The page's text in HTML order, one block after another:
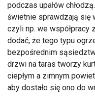
podczas upałów
świetnie sprawdzają się
czyli np. we współpracy
dodać, że tego typu
bezpośrednim
drzwi na taras tworzy
ciepłym a zimnym
aby dostało się ono do